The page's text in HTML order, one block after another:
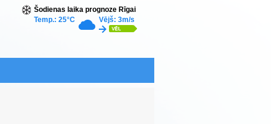
Šodienas laika prognoze Rīgai
Temp.: 25°C
Vējš: 3m/s